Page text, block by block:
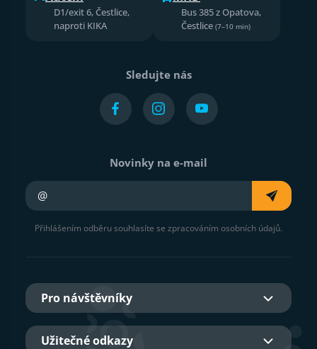
D1/exit 6, Čestlice,
naproti KIKA
Bus 385 z Opatova,
Čestlice (7–10 min)
Sledujte nás
Novinky na e-mail
Přihlášením odběru souhlasíte se zpracováním osobních údajů.
Pro návštěvníky
Užitečné odkazy